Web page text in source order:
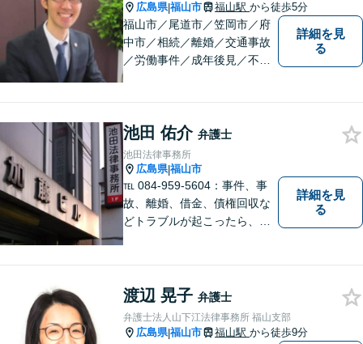
広島県|福山市 福山駅 から徒歩5分
福山市／尾道市／笠岡市／府
中市／相続／離婚／交通事故
／労働事件／成年後見／不動
綜合法律事務所／T）０８４－
９８３－２３６０／F）０８４
ー９８３－２３６１
詳細を見
る
池田 佑介 弁護士
池田法律事務所
広島県|福山市
℡ 084-959-5604：事件、事
故、離婚、借金、債権回収な
どトラブルが起こったら、で
ます。トラブル前に必要な手
当を講じておくことも大切で
す。お気軽にご相談下さい。
詳細を見
る
渡辺 晃子 弁護士
弁護士法人山下江法律事務所 福山支部
広島県|福山市 福山駅 から徒歩9分